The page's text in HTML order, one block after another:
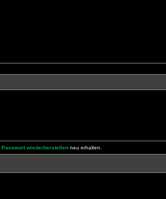
Passwort wiederherstellen neu erhalten.